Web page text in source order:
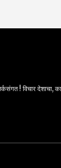
! विचार देशाचा,